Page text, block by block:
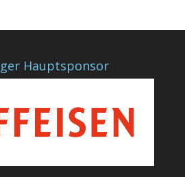
Hauptsponsor